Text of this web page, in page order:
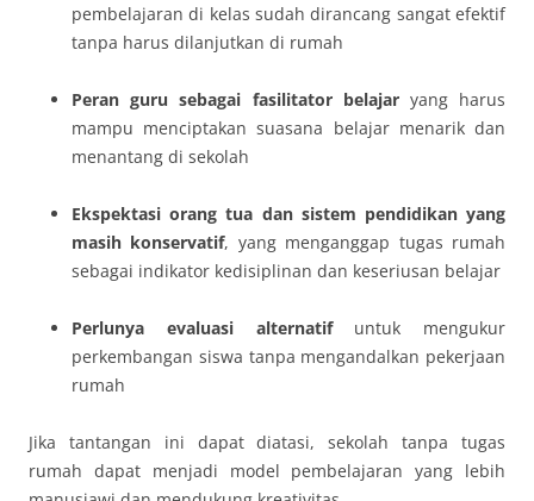
pembelajaran di kelas sudah dirancang sangat efektif
tanpa harus dilanjutkan di rumah
Peran guru sebagai fasilitator belajaryang harus
mampu menciptakan suasana belajar menarik dan
menantang di sekolah
Ekspektasi orang tua dan sistem pendidikan yang
masih konservatif, yang menganggap tugas rumah
sebagai indikator kedisiplinan dan keseriusan belajar
Perlunya evaluasi alternatifuntuk mengukur
perkembangan siswa tanpa mengandalkan pekerjaan
rumah
Jika tantangan ini dapat diatasi, sekolah tanpa tugas
rumah dapat menjadi model pembelajaran yang lebih